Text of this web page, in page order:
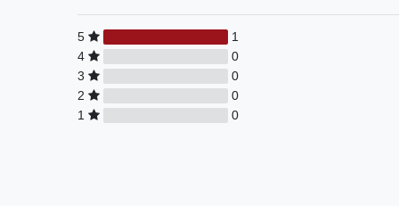
5
1
4
0
3
0
2
0
1
0